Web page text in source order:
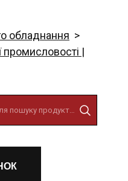
обладнання
|